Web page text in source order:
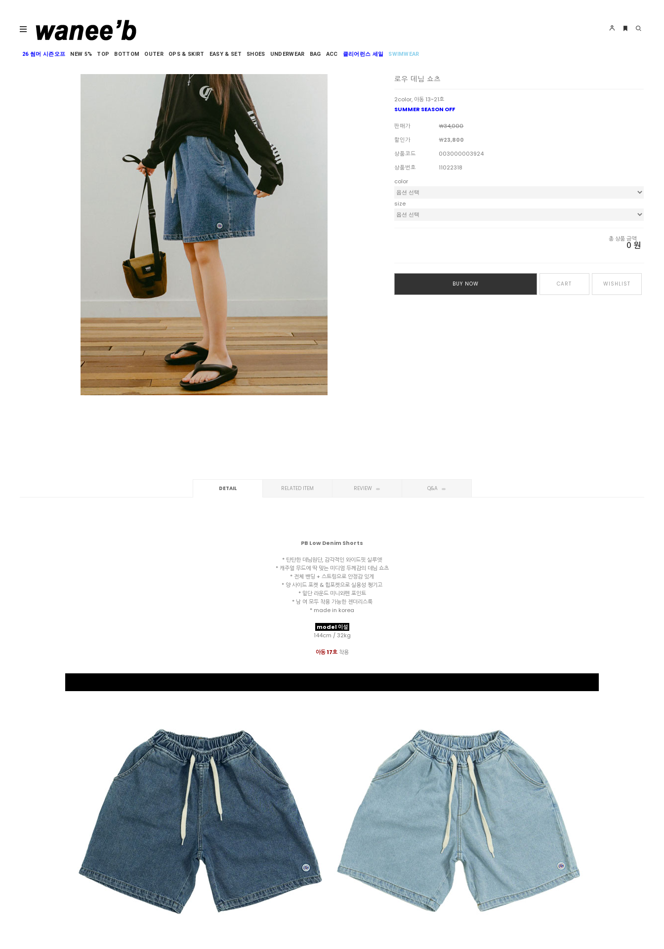
26 썸머 시즌오프 NEW 5% TOP BOTTOM OUTER OPS & SKIRT EASY & SET SHOES UNDERWEAR BAG ACC 클리어런스 세일 SWIMWEAR
로우 데님 쇼츠
2color, 아동 13~21호
SUMMER SEASON OFF
판매가
￦34,000
할인가
￦23,800
상품코드
003000003924
상품번호
11022318
color
size
총 상품 금액
0 원
BUY NOW CART WISHLIST
DETAIL RELATED ITEM REVIEW Q&A
PB Low Denim Shorts
* 탄탄한 데님원단, 감각적인 와이드핏 실루엣
* 캐주얼 무드에 딱 맞는 미디엄 두께감의 데님 쇼츠
* 전체 밴딩 + 스트링으로 안정감 있게
* 양 사이드 포켓 & 힙포켓으로 실용성 챙기고
* 밑단 라운드 미니와펜 포인트
* 남 여 모두 착용 가능한 젠더리스룩
* made in korea
model 이설
144cm / 32kg
아동 17호착용